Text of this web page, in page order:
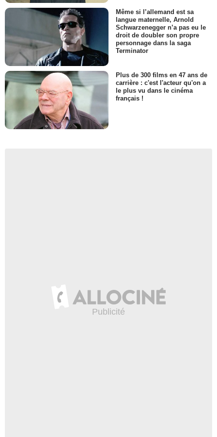
Même si l’allemand est sa
langue maternelle, Arnold
Schwarzenegger n’a pas eu le
droit de doubler son propre
personnage dans la saga
Terminator
Plus de 300 films en 47 ans de
carrière : c'est l'acteur qu'on a
le plus vu dans le cinéma
français !